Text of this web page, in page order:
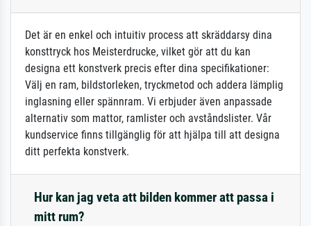
Det är en enkel och intuitiv process att skräddarsy dina
konsttryck hos Meisterdrucke, vilket gör att du kan
designa ett konstverk precis efter dina specifikationer:
Välj en ram, bildstorleken, tryckmetod och addera lämplig
inglasning eller spännram. Vi erbjuder även anpassade
alternativ som mattor, ramlister och avståndslister. Vår
kundservice finns tillgänglig för att hjälpa till att designa
ditt perfekta konstverk.
Hur kan jag veta att bilden kommer att passa i
mitt rum?